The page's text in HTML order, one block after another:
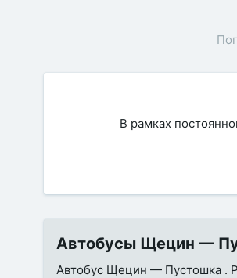
В рамках
Автобусы Щецин —
Автобус Щецин — Пустошка .